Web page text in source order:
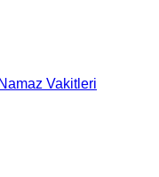
Namaz Vakitleri